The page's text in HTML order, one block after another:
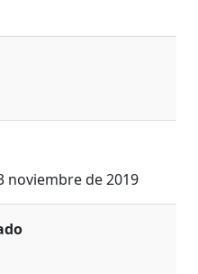
noviembre de 2019